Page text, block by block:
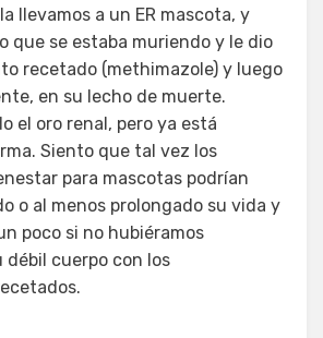
llevamos a un ER mascota, y
que se estaba muriendo y le dio
recetado (methimazole) y luego
en su lecho de muerte.
el oro renal, pero ya está
Siento que tal vez los
para mascotas podrían
o al menos prolongado su vida y
poco si no hubiéramos
débil cuerpo con los